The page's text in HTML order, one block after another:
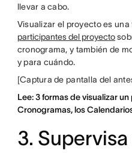
llevar a cabo.
Visualizar el proyecto es
participantes del proyecto
cronograma, y también de
y para cuándo.
[Captura de pantalla del
Lee: 3 formas de visualizar
Cronogramas, los
3. Supervisa